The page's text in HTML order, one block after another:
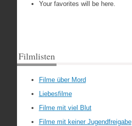
Your favorites will be here.
Filmlisten
Filme über Mord
Liebesfilme
Filme mit viel Blut
Filme mit keiner Jugendfreigabe